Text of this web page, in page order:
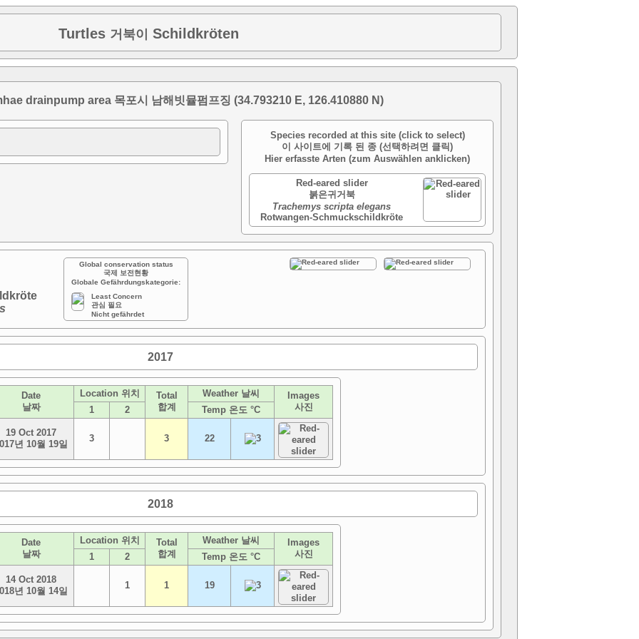
Turtles 거북이 Schildkröten
drainpump area 목포시 남해빗뮬펌프징 (34.793210 E, 126.410880 N)
Species recorded at this site (click to select)
이 사이트에 기록 된 종 (선택하려면 클릭)
Hier erfasste Arten (zum Auswählen anklicken)
Red-eared slider
붉은귀거북
Trachemys scripta elegans
Rotwangen-Schmuckschildkröte
Global conservation status
국제 보전현황
Globale Gefährdungskategorie:
Least Concern
관심 필요
Nicht gefährdet
2017
Date
날짜
Location 위치
Total
합계
Weather 날씨
Images
사진
1 2 Temp 온도 °C
19 Oct 2017
년 10월 19일
3 3 22
2018
Date
날짜
Location 위치
Total
합계
Weather 날씨
Images
사진
1 2 Temp 온도 °C
14 Oct 2018
년 10월 14일
1 1 19